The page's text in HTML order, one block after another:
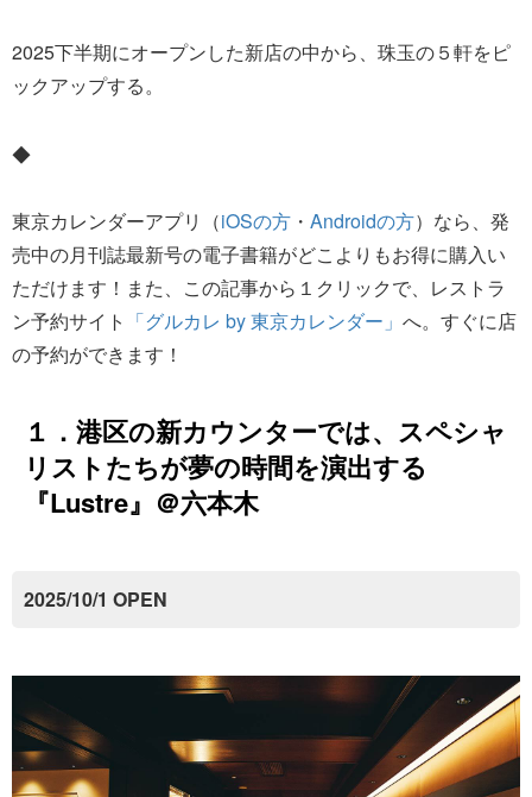
2025下半期にオープンした新店の中から、珠玉の５軒をピ
ックアップする。
◆
東京カレンダーアプリ（iOSの方 ・ Androidの方）なら、発
売中の月刊誌最新号の電子書籍がどこよりもお得に購入い
ただけます！また、この記事から１クリックで、レストラ
ン予約サイト 「グルカレ by 東京カレンダー」 へ。すぐに店
の予約ができます！
１．港区の新カウンターでは、スペシャ
リストたちが夢の時間を演出する
『Lustre』＠六本木
2025/10/1 OPEN